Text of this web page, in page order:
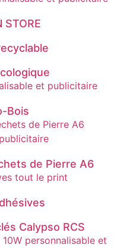
STORE
Bois
de Pierre A6
Calypso RCS